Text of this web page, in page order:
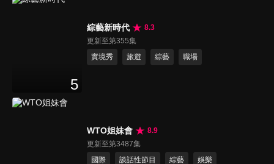
5
綜藝新時代
8.3
更新至第355集
實境秀
旅遊 綜藝 職場
WTO姐妹會
8.9
更新至第3487集
國際
談話性節目 綜藝 娛樂